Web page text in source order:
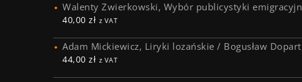
Walenty Zwierkowski, Wybór publicystyki
40,00 zł z VAT
Adam Mickiewicz, Liryki lozańskie / Bogusław
44,00 zł z VAT